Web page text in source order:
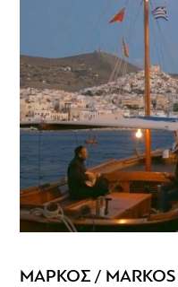
ΜΑΡΚΟΣ / MARKOS